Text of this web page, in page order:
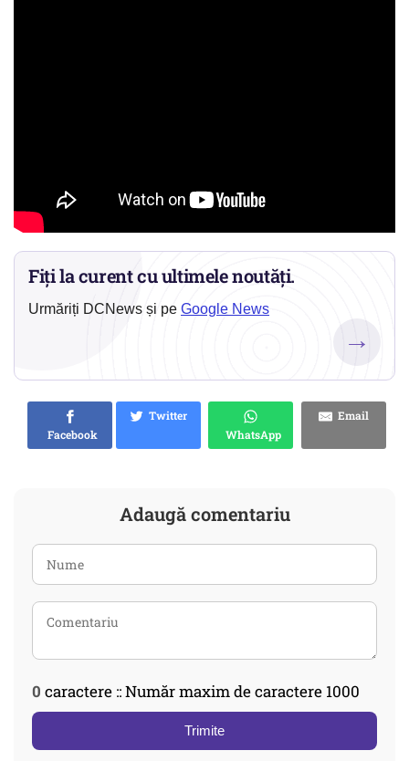
Fiți la curent cu ultimele noutăți.
Urmăriți DCNews și pe Google News
→
Facebook
Twitter
WhatsApp
Email
Adaugă comentariu
0 caractere :: Număr maxim de caractere 1000
Trimite